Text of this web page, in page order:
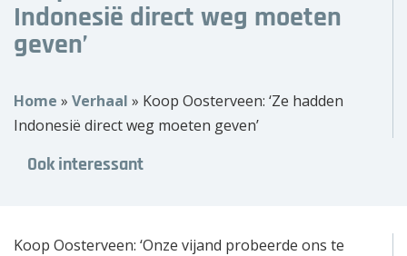
Over ons
Onze partners
Indonesië direct weg moeten
geven’
Home » Verhaal » Koop Oosterveen: ‘Ze hadden
Indonesië direct weg moeten geven’
Ook interessant
Koop Oosterveen: ‘Onze vijand probeerde ons te